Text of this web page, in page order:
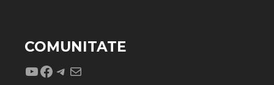
COMUNITATE
YouTube
Facebook
Telegram
Mail